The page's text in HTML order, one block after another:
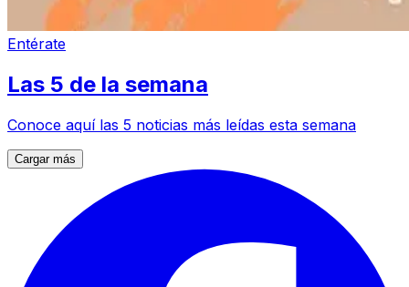
Entérate
Las 5 de la semana
Conoce aquí las 5 noticias más leídas esta semana
Cargar más